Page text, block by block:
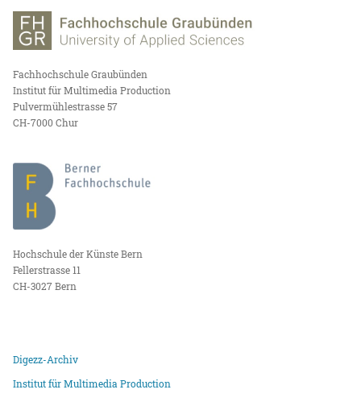
Fachhochschule Graubünden
Institut für Multimedia Production
Pulvermühlestrasse 57
CH-7000 Chur
Hochschule der Künste Bern
Fellerstrasse 11
CH-3027 Bern
Digezz-Archiv
Institut für Multimedia Production